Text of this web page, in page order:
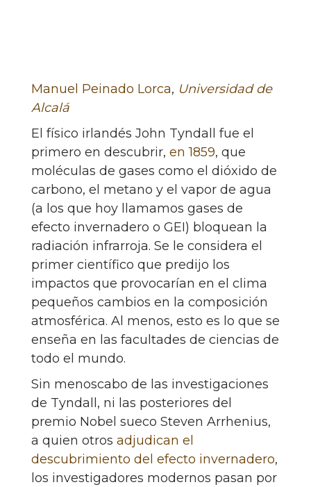
Manuel Peinado Lorca, Universidad de
Alcalá
El físico irlandés John Tyndall fue el
primero en descubrir, en 1859, que
moléculas de gases como el dióxido de
carbono, el metano y el vapor de agua
(a los que hoy llamamos gases de
efecto invernadero o GEI) bloquean la
radiación infrarroja. Se le considera el
primer científico que predijo los
impactos que provocarían en el clima
pequeños cambios en la composición
atmosférica. Al menos, esto es lo que se
enseña en las facultades de ciencias de
todo el mundo.
Sin menoscabo de las investigaciones
de Tyndall, ni las posteriores del
premio Nobel sueco Steven Arrhenius,
a quien otros adjudican el
descubrimiento del efecto invernadero,
los investigadores modernos pasan por